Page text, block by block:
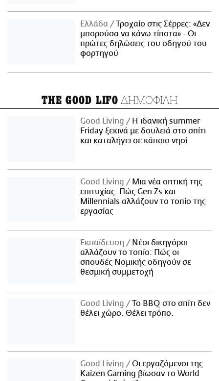
Ελλάδα
Τροχαίο στις Σέρρες: «Δεν
μπορούσα να κάνω τίποτα» - Οι
πρώτες δηλώσεις του οδηγού του
φορτηγού
THE GOOD LIFO ΔΗΜΟΦΙΛΗ
Good Living
Η ιδανική summer
Friday ξεκινά με δουλειά στο σπίτι
και καταλήγει σε κάποιο νησί
Good Living
Μια νέα οπτική της
επιτυχίας: Πώς Gen Zs και
Millennials αλλάζουν το τοπίο της
εργασίας
Εκπαίδευση
Νέοι δικηγόροι
αλλάζουν το τοπίο: Πώς οι
σπουδές Νομικής οδηγούν σε
θεσμική συμμετοχή
Good Living
Το BBQ στο σπίτι δεν
θέλει χώρο. Θέλει τρόπο.
Good Living
Οι εργαζόμενοι της
Kaizen Gaming βίωσαν το World